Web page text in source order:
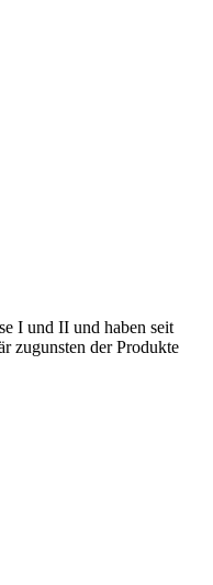
I und II und haben seit
zugunsten der Produkte